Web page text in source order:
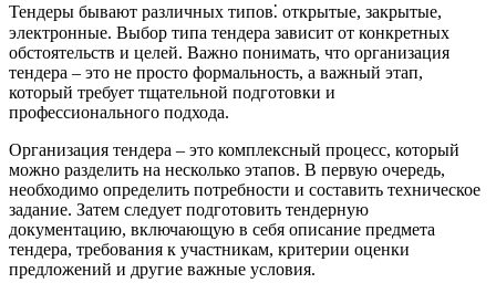
Тендеры бывают различных типов⁚ открытые, закрытые,
электронные. Выбор типа тендера зависит от конкретных
обстоятельств и целей. Важно понимать, что организация
тендера – это не просто формальность, а важный этап,
который требует тщательной подготовки и
профессионального подхода.
Организация тендера – это комплексный процесс, который
можно разделить на несколько этапов. В первую очередь,
необходимо определить потребности и составить техническое
задание. Затем следует подготовить тендерную
документацию, включающую в себя описание предмета
тендера, требования к участникам, критерии оценки
предложений и другие важные условия.